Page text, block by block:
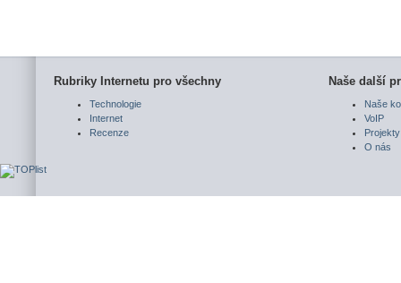
Rubriky Internetu pro všechny
Technologie
Internet
Recenze
Naše další
Naše
VoIP
Projekty
O nás